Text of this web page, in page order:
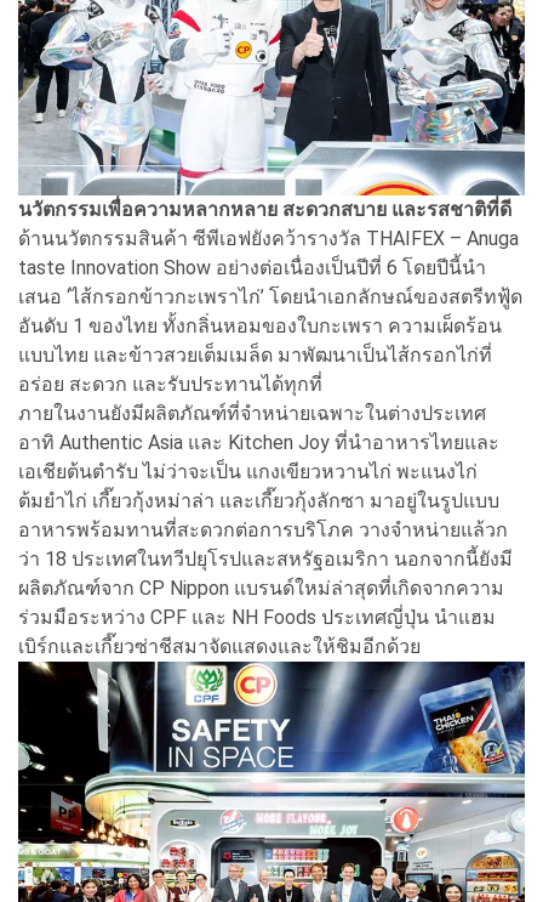
นวัตกรรมเพื่อความหลากหลาย สะดวกสบาย และรสชาติที่ดี
ด้านนวัตกรรมสินค้า ซีพีเอฟยังคว้ารางวัล THAIFEX – Anuga
taste Innovation Show อย่างต่อเนื่องเป็นปีที่ 6 โดยปีนี้นำ
เสนอ ‘ไส้กรอกข้าวกะเพราไก่’ โดยนำเอกลักษณ์ของสตรีทฟู้ด
อันดับ 1 ของไทย ทั้งกลิ่นหอมของใบกะเพรา ความเผ็ดร้อน
แบบไทย และข้าวสวยเต็มเมล็ด มาพัฒนาเป็นไส้กรอกไก่ที่
อร่อย สะดวก และรับประทานได้ทุกที่
ภายในงานยังมีผลิตภัณฑ์ที่จำหน่ายเฉพาะในต่างประเทศ
อาทิ Authentic Asia และ Kitchen Joy ที่นำอาหารไทยและ
เอเชียต้นตำรับ ไม่ว่าจะเป็น แกงเขียวหวานไก่ พะแนงไก่
ต้มยำไก่ เกี๊ยวกุ้งหม่าล่า และเกี๊ยวกุ้งลักซา มาอยู่ในรูปแบบ
อาหารพร้อมทานที่สะดวกต่อการบริโภค วางจำหน่ายแล้วก
ว่า 18 ประเทศในทวีปยุโรปและสหรัฐอเมริกา นอกจากนี้ยังมี
ผลิตภัณฑ์จาก CP Nippon แบรนด์ใหม่ล่าสุดที่เกิดจากความ
ร่วมมือระหว่าง CPF และ NH Foods ประเทศญี่ปุ่น นำแฮม
เบิร์กและเกี๊ยวซ่าชีสมาจัดแสดงและให้ชิมอีกด้วย